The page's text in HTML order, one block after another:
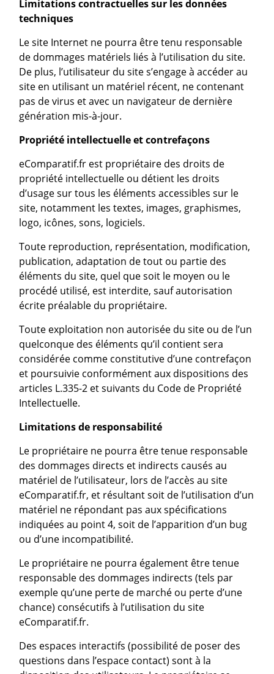
Limitations contractuelles sur les données
techniques
Le site Internet ne pourra être tenu responsable
de dommages matériels liés à l’utilisation du site.
De plus, l’utilisateur du site s’engage à accéder au
site en utilisant un matériel récent, ne contenant
pas de virus et avec un navigateur de dernière
génération mis-à-jour.
Propriété intellectuelle et contrefaçons
eComparatif.fr est propriétaire des droits de
propriété intellectuelle ou détient les droits
d’usage sur tous les éléments accessibles sur le
site, notamment les textes, images, graphismes,
logo, icônes, sons, logiciels.
Toute reproduction, représentation, modification,
publication, adaptation de tout ou partie des
éléments du site, quel que soit le moyen ou le
procédé utilisé, est interdite, sauf autorisation
écrite préalable du propriétaire.
Toute exploitation non autorisée du site ou de l’un
quelconque des éléments qu’il contient sera
considérée comme constitutive d’une contrefaçon
et poursuivie conformément aux dispositions des
articles L.335-2 et suivants du Code de Propriété
Intellectuelle.
Limitations de responsabilité
Le propriétaire ne pourra être tenue responsable
des dommages directs et indirects causés au
matériel de l’utilisateur, lors de l’accès au site
eComparatif.fr, et résultant soit de l’utilisation d’un
matériel ne répondant pas aux spécifications
indiquées au point 4, soit de l’apparition d’un bug
ou d’une incompatibilité.
Le propriétaire ne pourra également être tenue
responsable des dommages indirects (tels par
exemple qu’une perte de marché ou perte d’une
chance) consécutifs à l’utilisation du site
eComparatif.fr.
Des espaces interactifs (possibilité de poser des
questions dans l’espace contact) sont à la